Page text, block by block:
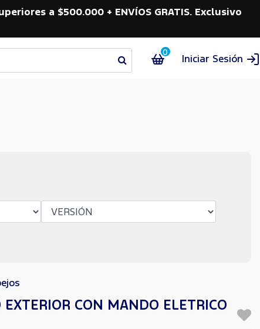
a $500.000 + ENVÍOS GRATIS. Exclusivo
0
Iniciar Sesión
EXTERIOR CON MANDO ELETRICO